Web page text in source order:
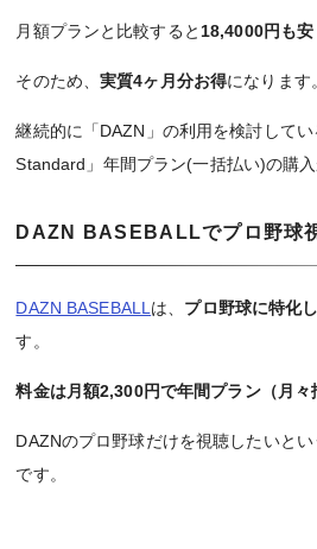
月額プランと比較すると 18,4000円も
そのため、実質4ヶ月分お得になります。
継続的に「DAZN」の利用を検討して
Standard」年間プラン(一括払い)の購入
DAZN BASEBALL​でプロ野球
DAZN BASEBALLは、 プロ野球に特化
す。
料金は月額2,300円で年間プラン（月々
DAZNのプロ野球だけを視聴したいと
です。